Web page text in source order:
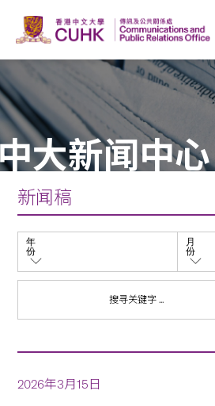
大新闻中心
新闻稿
年
份
月
份
2026年3月15日